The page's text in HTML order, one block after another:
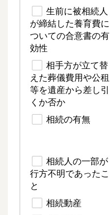
生前に被相続人
が締結した養育費に
ついての合意書の有
効性
相手方が立て替
えた葬儀費用や公租
等を遺産から差し引
くか否か
相続の有無
相続人の一部が
行方不明であったこ
と
相続動産